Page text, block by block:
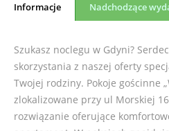
Informacje Nadchodzące
Szukasz noclegu w Gdyni?
skorzystania z naszej oferty
Twojej rodziny. Pokoje gościnne
zlokalizowane przy ul Morskiej
rozwiązanie oferujące